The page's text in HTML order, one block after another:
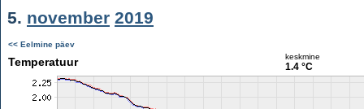
5. november 2019
<< Eelmine päev
Temperatuur keskmine
1.4 °C